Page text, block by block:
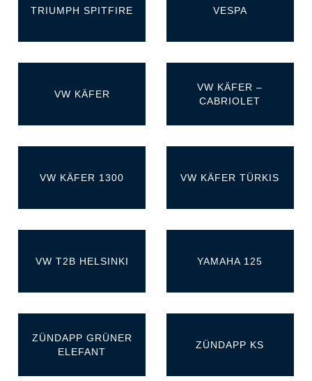
TRIUMPH SPITFIRE VESPA
VW KÄFER
VW KÄFER –
CABRIOLET
VW KÄFER 1300 VW KÄFER TÜRKIS
VW T2B HELSINKI YAMAHA 125
ZÜNDAPP GRÜNER
ELEFANT
ZÜNDAPP KS